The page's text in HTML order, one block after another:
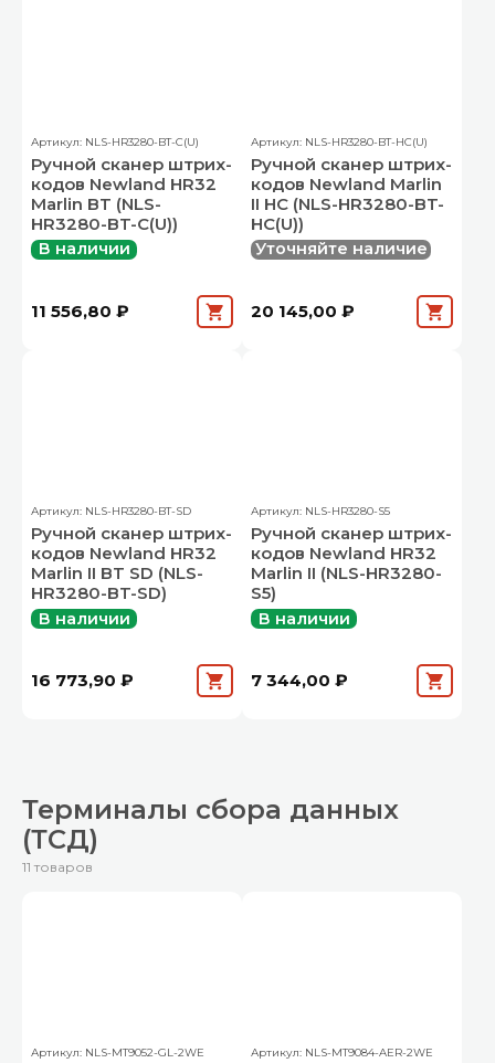
Артикул: NLS-HR3280-BT-C(U)
Ручной сканер штрих-
кодов Newland HR32
Marlin BT (NLS-
HR3280-BT-C(U))
В наличии
11 556,80 ₽
Артикул: NLS-HR3280-BT-HC(U)
Ручной сканер штрих-
кодов Newland Marlin
II HC (NLS-HR3280-BT-
HC(U))
Уточняйте наличие
20 145,00 ₽
Артикул: NLS-HR3280-BT-SD
Ручной сканер штрих-
кодов Newland HR32
Marlin II BT SD (NLS-
HR3280-BT-SD)
В наличии
16 773,90 ₽
Артикул: NLS-HR3280-S5
Ручной сканер штрих-
кодов Newland HR32
Marlin II (NLS-HR3280-
S5)
В наличии
7 344,00 ₽
Терминалы сбора данных
(ТСД)
11 товаров
Артикул: NLS-MT9052-GL-2WE Артикул: NLS-MT9084-AER-2WE